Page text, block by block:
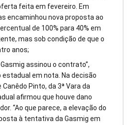
feita em fevereiro. Em
encaminhou nova proposta ao
de 100% para 40% em
mas sob condição de que o
anos;
assinou o contrato”,
em nota. Na decisão
Pinto, da 3ª Vara da
afirmou que houve dano
“Ao que parece, a elevação do
à tentativa da Gasmig em